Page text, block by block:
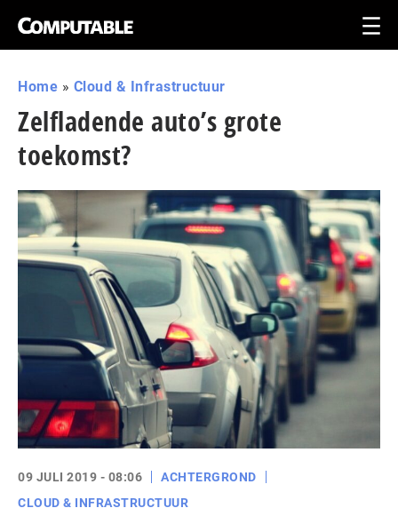
Home » Cloud & Infrastructuur
Zelfladende auto’s grote
toekomst?
09 JULI 2019 - 08:06
ACHTERGROND
CLOUD & INFRASTRUCTUUR